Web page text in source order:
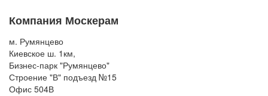
Компания Москерам
м. Румянцево
Киевское ш. 1км,
Бизнес-парк "Румянцево"
Строение "В" подъезд №15
Офис 504В